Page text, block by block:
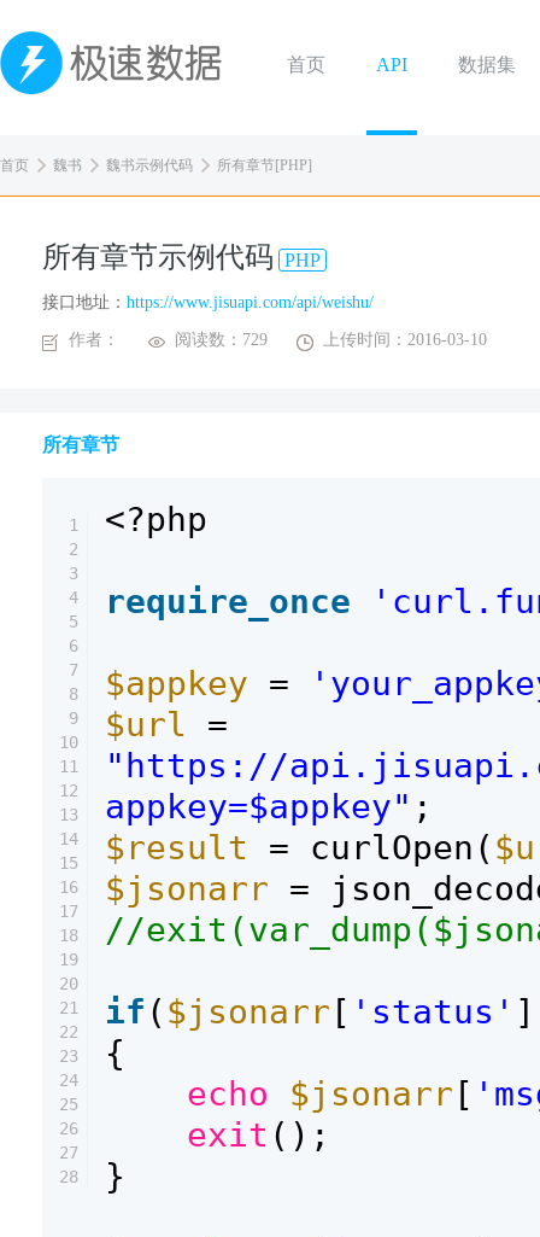
首页 API 数据集
首页 魏书 魏书示例代码 所有章节[PHP]
所有章节示例代码 PHP
接口地址： https://www.jisuapi.com/api/weishu/
作者： 阅读数：729 上传时间：2016-03-10
所有章节
1
2
3
4
5
6
7
8
9
10
11
12
13
14
15
16
17
18
19
20
21
22
23
24
25
26
27
28
<?php
require_once
$appkey =
$url
=
"https://
appkey=$appkey" ;
$result
= curlOpen(
$jsonarr =
//
if ( $jsonarr [ 'status'
{
echo
$jsonarr [
exit ();
}